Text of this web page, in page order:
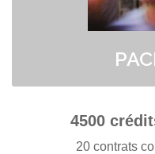
4500
20 contrats